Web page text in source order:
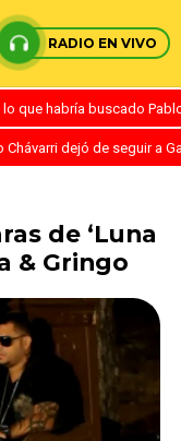
RADIO EN VIVO
que habría buscado
Chávarri dejó de seguir a
de ‘Luna
& Gringo